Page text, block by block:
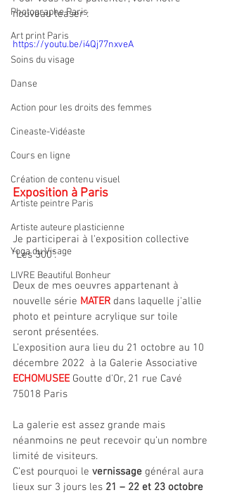
Photographe Paris
Art print Paris
Soins du visage
Danse
Action pour les droits des femmes
Cineaste-Vidéaste
Cours en ligne
Création de contenu visuel
Artiste peintre Paris
Artiste auteure plasticienne
Yoga du Visage
LIVRE Beautiful Bonheur
nouveau teaser :
https://youtu.be/i4Qj77nxveA
Exposition à Paris
Je participerai à l'exposition collective
"Les 300".
Deux de mes oeuvres appartenant à
nouvelle série MATER dans laquelle j'allie
photo et peinture acrylique sur toile
seront présentées.
L’exposition aura lieu du 21 octobre au 10
décembre 2022  à la Galerie Associative
ECHOMUSEE Goutte d'Or, 21 rue Cavé
75018 Paris
La galerie est assez grande mais
néanmoins ne peut recevoir qu’un nombre
limité de visiteurs.
C’est pourquoi le vernissage général aura
lieux sur 3 jours les 21 – 22 et 23 octobre